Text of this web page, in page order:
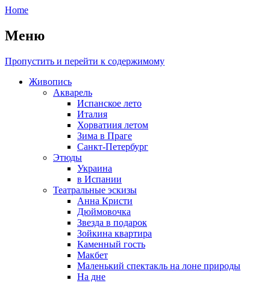
Home
Меню
Пропустить и перейти к содержимому
Живопись
Акварель
Испанское лето
Италия
Хорватиия летом
Зима в Праге
Санкт-Петербург
Этюды
Украина
в Испании
Театральные эскизы
Анна Кристи
Дюймовочка
Звезда в подарок
Зойкина квартира
Каменный гость
Макбет
Маленький спектакль на лоне природы
На дне